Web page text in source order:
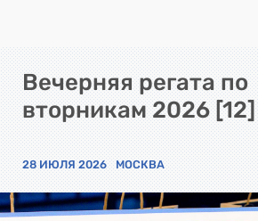
Вечерняя регата по
вторникам 2026 [12]
28 ИЮЛЯ 2026 МОСКВА